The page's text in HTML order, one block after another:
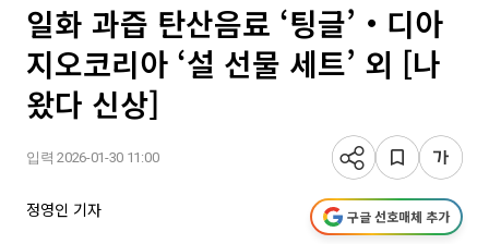
일화 과즙 탄산음료 ‘팅글’‧디아
지오코리아 ‘설 선물 세트’ 외 [나
왔다 신상]
입력 2026-01-30 11:00
정영인 기자 구글 선호매체 추가